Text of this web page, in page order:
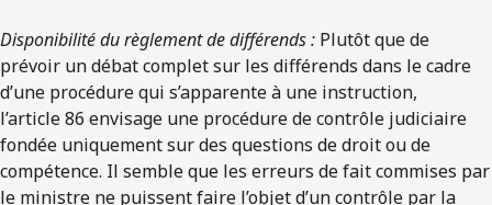
Disponibilité du règlement de différends : Plutôt que de
prévoir un débat complet sur les différends dans le cadre
d’une procédure qui s’apparente à une instruction,
l’article 86 envisage une procédure de contrôle judiciaire
fondée uniquement sur des questions de droit ou de
compétence. Il semble que les erreurs de fait commises par
le ministre ne puissent faire l’objet d’un contrôle par la